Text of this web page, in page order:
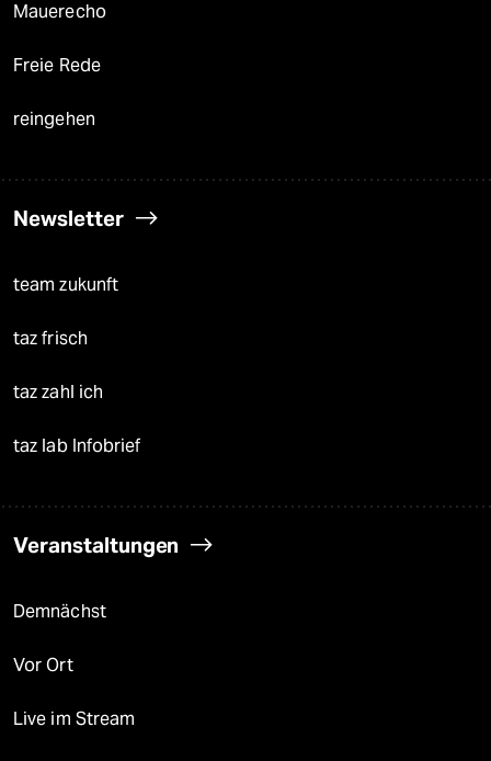
Mauerecho
Freie Rede
reingehen
Newsletter
team zukunft
taz frisch
taz zahl ich
taz lab Infobrief
Veranstaltungen
Demnächst
Vor Ort
Live im Stream